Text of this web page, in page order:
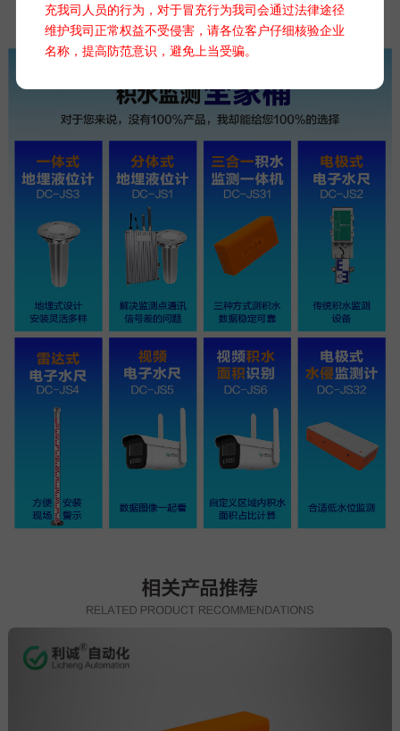
充我司人员的行为，对于冒充行为我司会通过法律途径
维护我司正常权益不受侵害，请各位客户仔细核验企业
名称，提高防范意识，避免上当受骗。